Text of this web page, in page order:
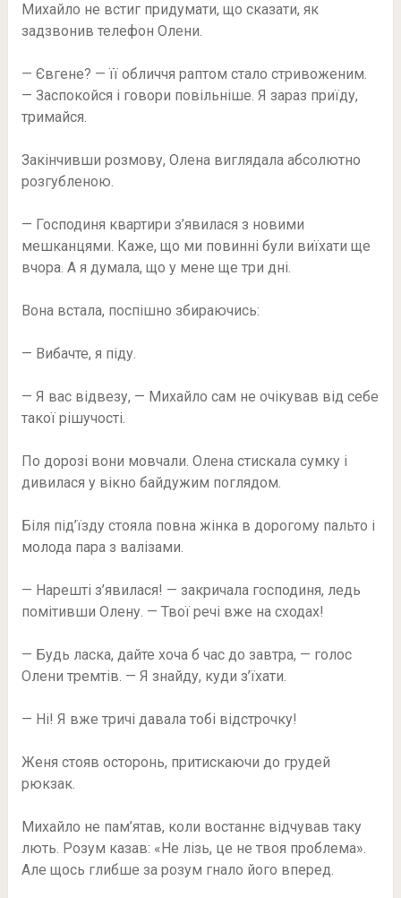
Михайло не встиг придумати, що сказати, як
задзвонив телефон Олени.
— Євгене? — її обличчя раптом стало стривоженим.
— Заспокойся і говори повільніше. Я зараз приїду,
тримайся.
Закінчивши розмову, Олена виглядала абсолютно
розгубленою.
— Господиня квартири з’явилася з новими
мешканцями. Каже, що ми повинні були виїхати ще
вчора. А я думала, що у мене ще три дні.
Вона встала, поспішно збираючись:
— Вибачте, я піду.
— Я вас відвезу, — Михайло сам не очікував від себе
такої рішучості.
По дорозі вони мовчали. Олена стискала сумку і
дивилася у вікно байдужим поглядом.
Біля під’їзду стояла повна жінка в дорогому пальто і
молода пара з валізами.
— Нарешті з’явилася! — закричала господиня, ледь
помітивши Олену. — Твої речі вже на сходах!
— Будь ласка, дайте хоча б час до завтра, — голос
Олени тремтів. — Я знайду, куди з’їхати.
— Ні! Я вже тричі давала тобі відстрочку!
Женя стояв осторонь, притискаючи до грудей
рюкзак.
Михайло не пам’ятав, коли востаннє відчував таку
лють. Розум казав: «Не лізь, це не твоя проблема».
Але щось глибше за розум гнало його вперед.